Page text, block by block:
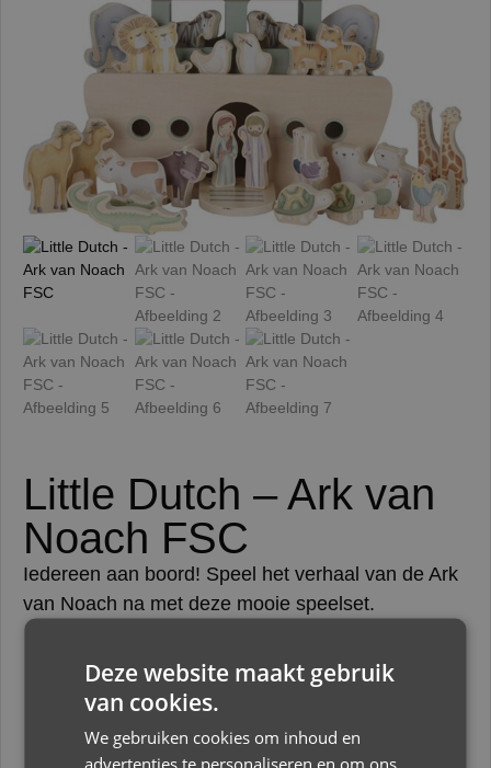
Little Dutch – Ark van
Noach FSC
Iedereen aan boord! Speel het verhaal van de Ark
van Noach na met deze mooie speelset.
29,95
Slechts 2 resterend op voorraad
Deze website maakt gebruik
van cookies.
We gebruiken cookies om inhoud en
advertenties te personaliseren en om ons